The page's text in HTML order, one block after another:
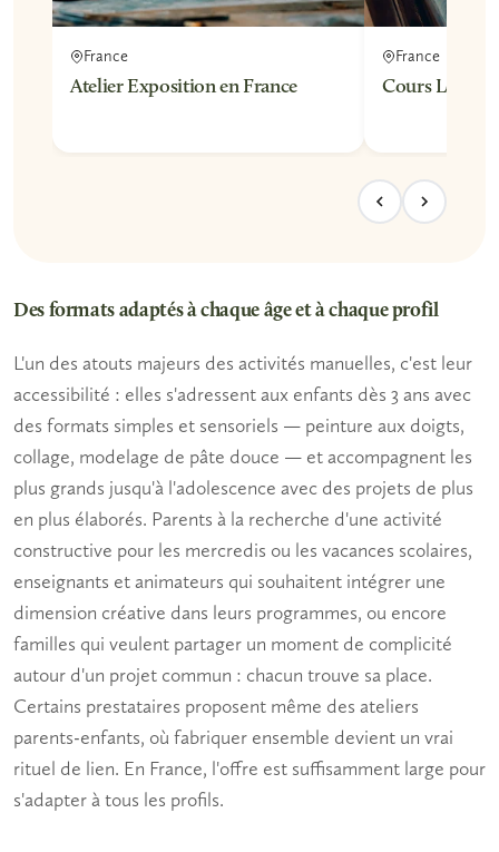
France
Atelier Exposition en France
France
Cours Loisirs
Des formats adaptés à chaque âge et à chaque profil
L'un des atouts majeurs des activités manuelles, c'est leur
accessibilité : elles s'adressent aux enfants dès 3 ans avec
des formats simples et sensoriels — peinture aux doigts,
collage, modelage de pâte douce — et accompagnent les
plus grands jusqu'à l'adolescence avec des projets de plus
en plus élaborés. Parents à la recherche d'une activité
constructive pour les mercredis ou les vacances scolaires,
enseignants et animateurs qui souhaitent intégrer une
dimension créative dans leurs programmes, ou encore
familles qui veulent partager un moment de complicité
autour d'un projet commun : chacun trouve sa place.
Certains prestataires proposent même des ateliers
parents-enfants, où fabriquer ensemble devient un vrai
rituel de lien. En France, l'offre est suffisamment large pour
s'adapter à tous les profils.